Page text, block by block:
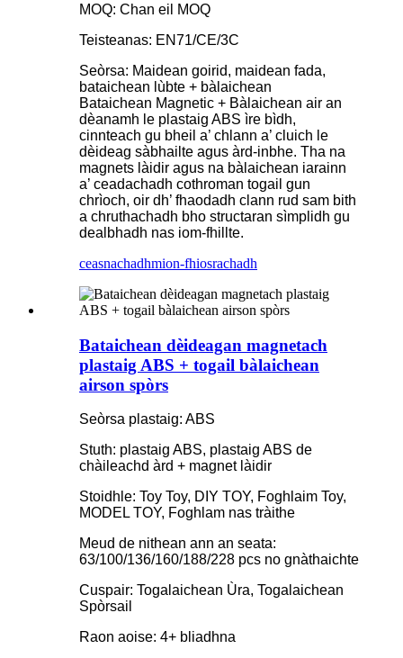
MOQ: Chan eil MOQ
Teisteanas: EN71/CE/3C
Seòrsa: Maidean goirid, maidean fada,
bataichean lùbte + bàlaichean
Bataichean Magnetic + Bàlaichean air an
dèanamh le plastaig ABS ìre bìdh,
cinnteach gu bheil a’ chlann a’ cluich le
dèideag sàbhailte agus àrd-inbhe. Tha na
magnets làidir agus na bàlaichean iarainn
a’ ceadachadh cothroman togail gun
chrìoch, oir dh’ fhaodadh clann rud sam bith
a chruthachadh bho structaran sìmplidh gu
dealbhadh nas iom-fhillte.
ceasnachadhmion-fhiosrachadh
Bataichean dèideagan magnetach
plastaig ABS + togail bàlaichean
airson spòrs
Seòrsa plastaig: ABS
Stuth: plastaig ABS, plastaig ABS de
chàileachd àrd + magnet làidir
Stoidhle: Toy Toy, DIY TOY, Foghlaim Toy,
MODEL TOY, Foghlam nas tràithe
Meud de nithean ann an seata:
63/100/136/160/188/228 pcs no gnàthaichte
Cuspair: Togalaichean Ùra, Togalaichean
Spòrsail
Raon aoise: 4+ bliadhna